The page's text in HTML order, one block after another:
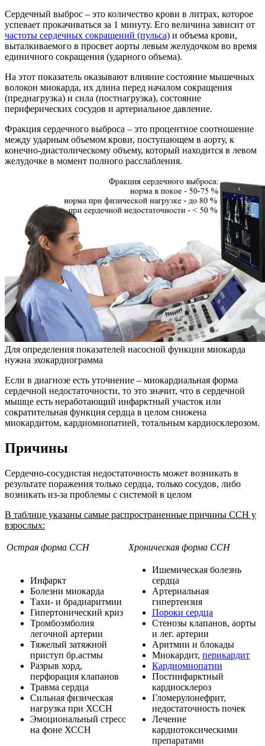
Сердечный выброс – это количество крови в литрах, которое
успевает прокачиваться за 1 минуту. Его величина зависит от
частоты сердечных сокращений (пульса) и объема крови,
выталкиваемого в просвет аорты левым желудочком во время
единичного сокращения (ударного объема).
На этот показатель оказывают влияние состояние мышечных
волокон миокарда, их длина перед началом сокращения
(преднагрузка) и сила (постнагрузка), состояние
периферических сосудов и артериальное давление.
Фракция сердечного выброса – это процентное соотношение
между ударным объемом крови, поступающем в аорту, к
конечно-диастолическому объему, который находится в левом
желудочке в момент полного расслабления.
Для определения показателей насосной функции миокарда
нужна эхокардиограмма
Если в диагнозе есть уточнение – миокардиальная форма
сердечной недостаточности, то это значит, что в сердечной
мышце есть неработающий инфарктный участок или
сократительная функция сердца в целом снижена
миокардитом, кардиомиопатией, тотальным кардиосклерозом.
Причины
Сердечно-сосудистая недостаточность может возникать в
результате поражения только сердца, только сосудов, либо
возникать из-за проблемы с системой в целом
В таблице указаны самые распространенные причины ССН у
взрослых:
Острая форма ССН Хроническая форма ССН
Инфаркт
Болезни миокарда
Тахи- и брадиаритмии
Гипертонический криз
Тромбоэмболия
легочной артерии
Тяжелый затяжной
приступ бр.астмы
Разрыв хорд,
перфорация клапанов
Травма сердца
Сильная физическая
нагрузка при ХССН
Эмоциональный стресс
на фоне ХССН
Ишемическая болезнь
сердца
Артериальная
гипертензия
Пороки сердца
Стенозы клапанов, аорты
и лег. артерии
Аритмии и блокады
Миокардит, перикардит
Кардиомиопатии
Постинфарктный
кардиосклероз
Гломерулонефрит,
недостаточность почек
Лечение
кардиотоксическими
препаратами